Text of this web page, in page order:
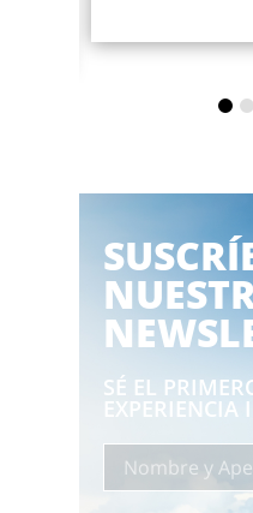
SÉ EL
EXPERIENCIA